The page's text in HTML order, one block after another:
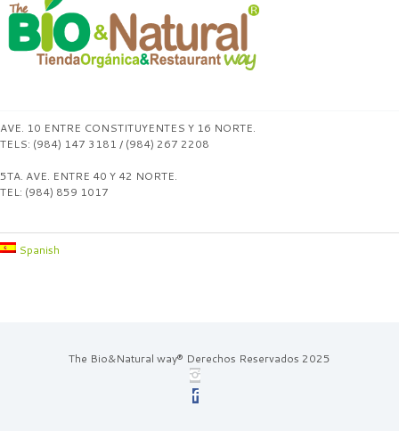
AVE. 10 ENTRE CONSTITUYENTES Y 16 NORTE.
TELS: (984) 147 3181 / (984) 267 2208
5TA. AVE. ENTRE 40 Y 42 NORTE.
TEL: (984) 859 1017
Spanish
The Bio&Natural way® Derechos Reservados 2025